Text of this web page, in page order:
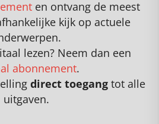
en ontvang de meest
kijk op actuele
.
lezen? Neem dan een
abonnement.
direct toegang tot alle
uitgaven.